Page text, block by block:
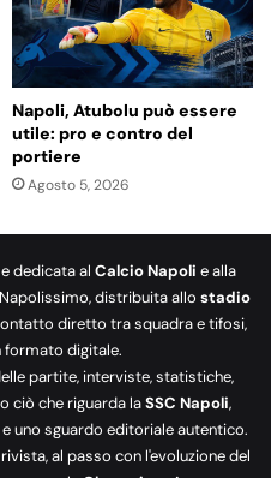
Napoli, Atubolu può essere
utile: pro e contro del
portiere
Agosto 5, 2026
dedicata al Calcio Napoli e alla
distribuita allo stadio
diretto tra squadra e tifosi,
formato digitale.
partite, interviste, statistiche,
ciò che riguarda laSSC Napoli,
uno sguardo editoriale autentico.
al passo con l'evoluzione del